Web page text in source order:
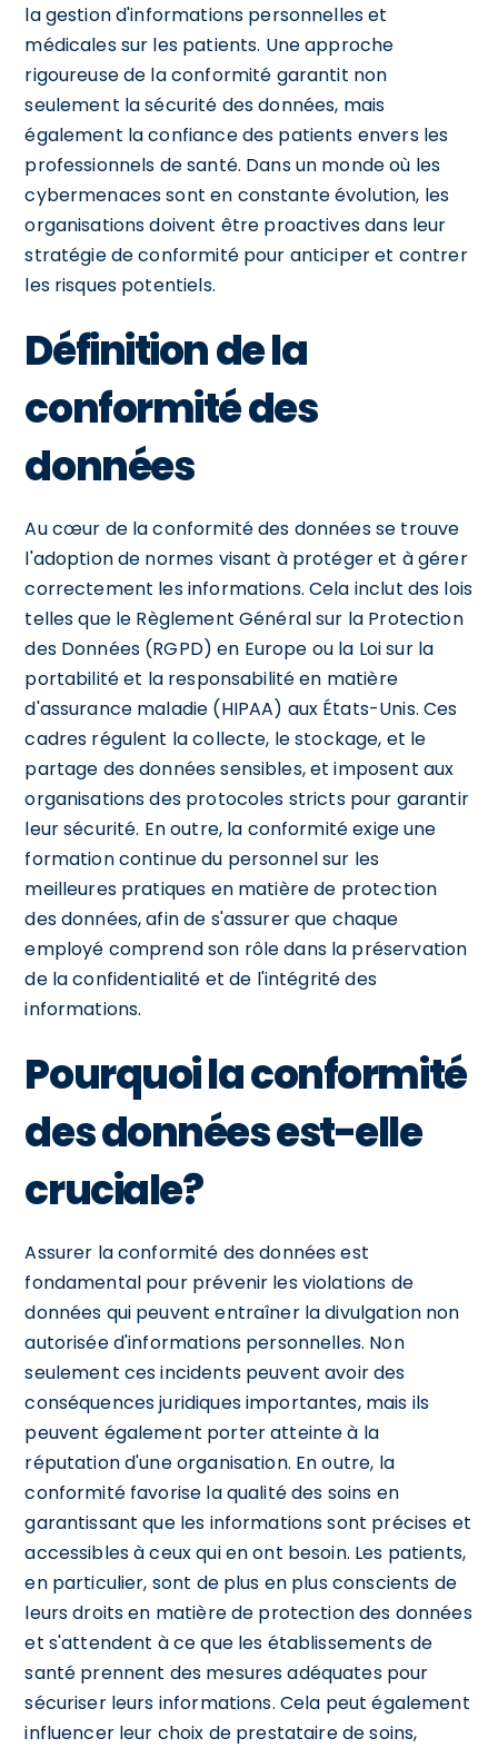
la gestion d'informations personnelles et
médicales sur les patients. Une approche
rigoureuse de la conformité garantit non
seulement la sécurité des données, mais
également la confiance des patients envers les
professionnels de santé. Dans un monde où les
cybermenaces sont en constante évolution, les
organisations doivent être proactives dans leur
stratégie de conformité pour anticiper et contrer
les risques potentiels.
Définition de la
conformité des
données
Au cœur de la conformité des données se trouve
l'adoption de normes visant à protéger et à gérer
correctement les informations. Cela inclut des lois
telles que le Règlement Général sur la Protection
des Données (RGPD) en Europe ou la Loi sur la
portabilité et la responsabilité en matière
d'assurance maladie (HIPAA) aux États-Unis. Ces
cadres régulent la collecte, le stockage, et le
partage des données sensibles, et imposent aux
organisations des protocoles stricts pour garantir
leur sécurité. En outre, la conformité exige une
formation continue du personnel sur les
meilleures pratiques en matière de protection
des données, afin de s'assurer que chaque
employé comprend son rôle dans la préservation
de la confidentialité et de l'intégrité des
informations.
Pourquoi la conformité
des données est-elle
cruciale?
Assurer la conformité des données est
fondamental pour prévenir les violations de
données qui peuvent entraîner la divulgation non
autorisée d'informations personnelles. Non
seulement ces incidents peuvent avoir des
conséquences juridiques importantes, mais ils
peuvent également porter atteinte à la
réputation d'une organisation. En outre, la
conformité favorise la qualité des soins en
garantissant que les informations sont précises et
accessibles à ceux qui en ont besoin. Les patients,
en particulier, sont de plus en plus conscients de
leurs droits en matière de protection des données
et s'attendent à ce que les établissements de
santé prennent des mesures adéquates pour
sécuriser leurs informations. Cela peut également
influencer leur choix de prestataire de soins,